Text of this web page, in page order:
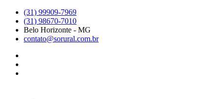
para
conteúdo
(31) 99909-7969
(31) 98670-7010
Belo Horizonte - MG
contato@sorural.com.br